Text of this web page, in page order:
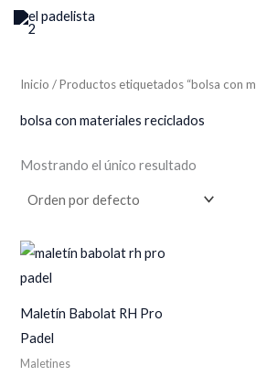
Inicio / Productos etiquetados “bolsa con
bolsa con materiales reciclados
Mostrando el único resultado
Maletín Babolat RH Pro
Padel
Maletines